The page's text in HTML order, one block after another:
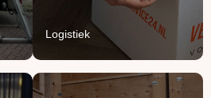
Logistiek